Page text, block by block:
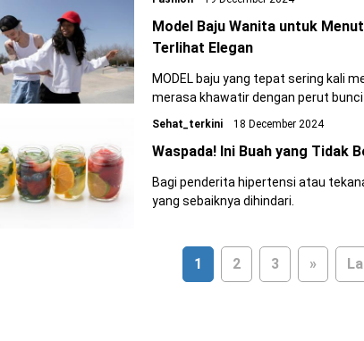
Model Baju Wanita untuk
Terlihat Elegan
MODEL baju yang tepat sering kali
merasa khawatir dengan perut
Sehat_terkini 18 December 2024
Waspada! Ini Buah yang Tidak
Bagi penderita hipertensi atau
yang sebaiknya dihindari.
1 2 3 »